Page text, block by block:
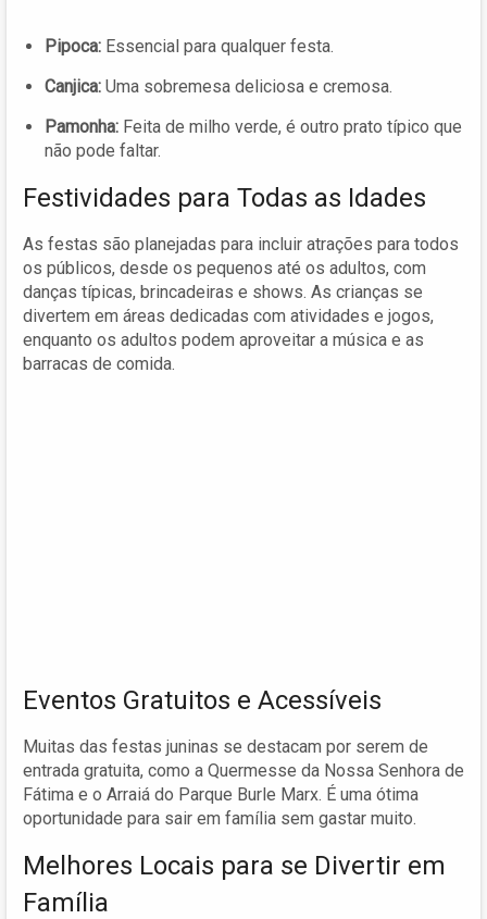
Pipoca: Essencial para qualquer festa.
Canjica: Uma sobremesa deliciosa e cremosa.
Pamonha: Feita de milho verde, é outro prato típico que
não pode faltar.
Festividades para Todas as Idades
As festas são planejadas para incluir atrações para todos
os públicos, desde os pequenos até os adultos, com
danças típicas, brincadeiras e shows. As crianças se
divertem em áreas dedicadas com atividades e jogos,
enquanto os adultos podem aproveitar a música e as
barracas de comida.
Eventos Gratuitos e Acessíveis
Muitas das festas juninas se destacam por serem de
entrada gratuita, como a Quermesse da Nossa Senhora de
Fátima e o Arraiá do Parque Burle Marx. É uma ótima
oportunidade para sair em família sem gastar muito.
Melhores Locais para se Divertir em
Família